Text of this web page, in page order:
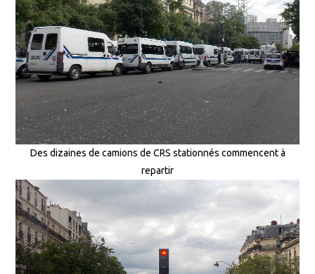
Des dizaines de camions de CRS stationnés commencent à
repartir